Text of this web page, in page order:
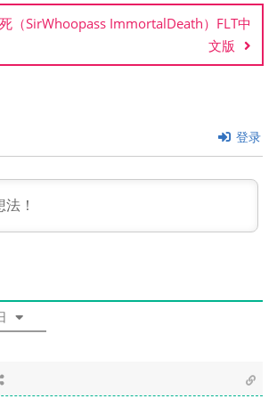
（SirWhoopass ImmortalDeath）FLT中
文版
登录